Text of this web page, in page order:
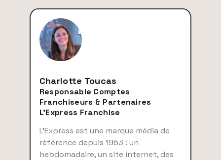
Charlotte Toucas
Responsable Comptes
Franchiseurs & Partenaires
L'Express Franchise
L’Express est une marque média de
référence depuis 1953 : un
hebdomadaire, un site internet, des